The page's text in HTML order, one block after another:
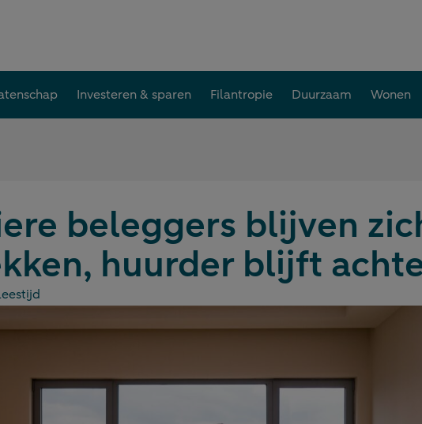
Investeren & sparen Filantropie Duurzaam Wonen
beleggers blijven
huurder blijft